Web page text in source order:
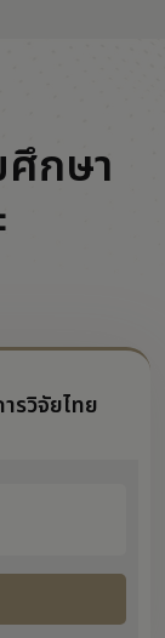
กษา
รวิจัยไทย